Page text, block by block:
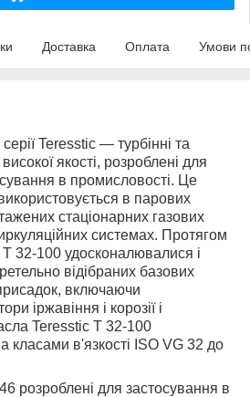
Доставка Оплата Умови
Teresstic ― турбінні та
якості, розроблені для
в промисловості. Це
в парових
стаціонарних газових
системах. Протягом
32-100 удосконалювалися і
відібраних базових
включаючи
іржавіння і корозії і
Teresstic T 32-100
класами в'язкості ISO VG 32 до
розроблені для застосування в